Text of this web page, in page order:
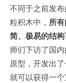
不同于之前发
粒积木中， 所
简、极易的结构
师们下访了国
原型，开发出
就可以获得一个